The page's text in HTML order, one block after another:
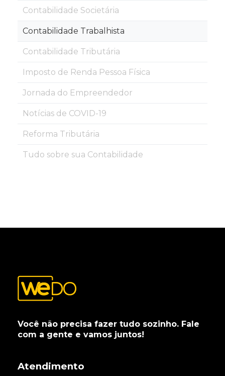
Contabilidade Societária
Contabilidade Trabalhista
Contabilidade Tributária
Imposto de Renda Pessoa Física
Jornada do Empreendedor
Notícias de COVID-19
Reforma Tributária
Tudo sobre sua Contabilidade
Você não precisa fazer tudo sozinho. Fale
com a gente e vamos juntos!
Atendimento